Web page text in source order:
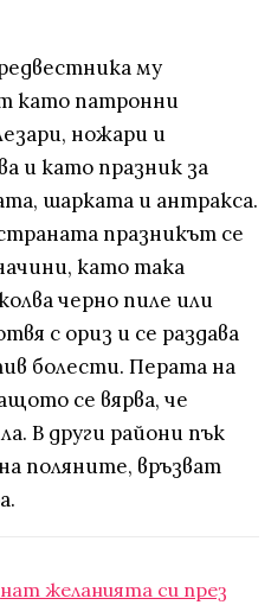
му
като патронни
ножари и
и като празник за
шарката и антракса.
празникът се
като така
черно пиле или
с ориз и се раздава
болести. Перата на
се вярва, че
В други райони пък
поляните, връзват
желанията си през